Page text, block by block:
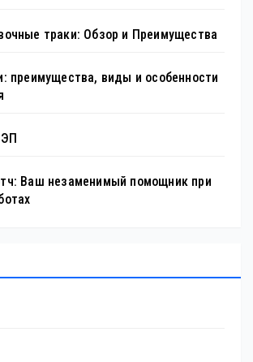
траки: Обзор и Преимущества
преимущества, виды и особенности
Ваш незаменимый помощник при